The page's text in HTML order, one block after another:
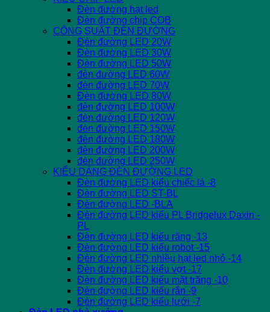
Đèn đường hạt led
Đèn đường chip COB
CÔNG SUẤT ĐÈN ĐƯỜNG
Đèn đường LED 20W
Đèn đường LED 30W
Đèn đường LED 50W
đèn đường LED 60W
đèn đường LED 70W
Đèn đường LED 80W
đèn đường LED 100W
đèn đường LED 120W
đèn đường LED 150W
đèn đường LED 180W
đèn đường LED 200W
đèn đường LED 250W
KIỂU DÁNG ĐÈN ĐƯỜNG LED
Đèn đường LED kiểu chiếc lá -8
Đèn đường LED ST-BL
Đèn đường LED -BLA
Đèn đường LED kiểu PL Bridgelux Daxin -
PL
Đèn đường LED kiểu răng -13
Đèn đường LED kiểu robot -15
Đèn đường LED nhiều hạt led nhỏ -14
Đèn đường LED kiểu vợt -17
Đèn đường LED kiểu mặt trăng -10
Đèn đường LED kiểu rắn -9
Đèn đường LED kiểu lưới -7